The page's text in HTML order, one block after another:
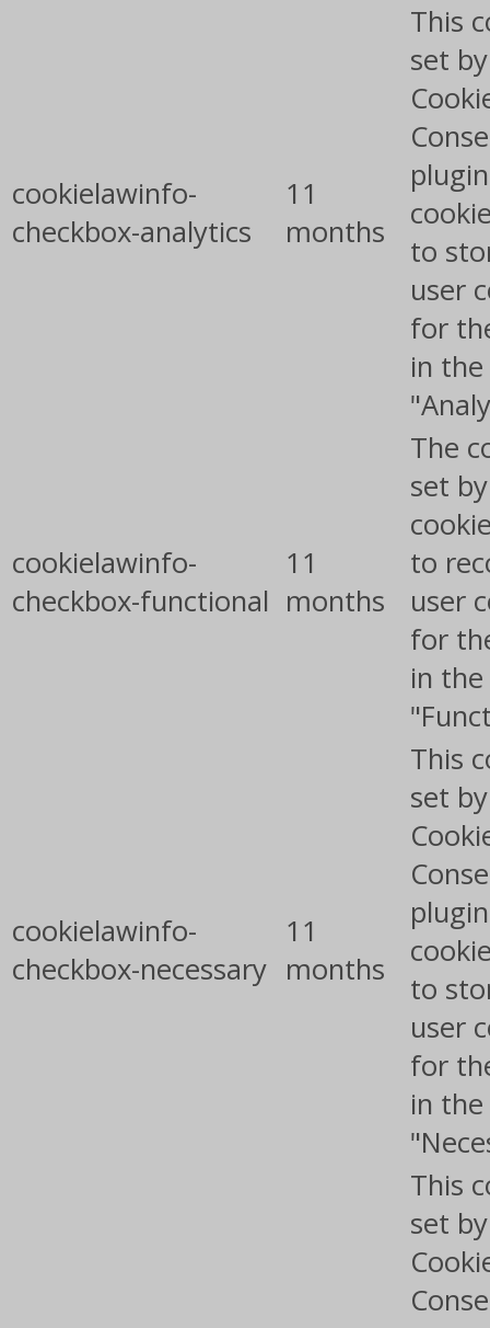
cookielawinfo-
checkbox-analytics
11
months
This
set
to
user
for
in
cookielawinfo-
checkbox-functional
11
months
The
set
to
user
for
in
cookielawinfo-
checkbox-necessary
11
months
This
set
to
user
for
in
This
set